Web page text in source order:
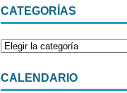
CATEGORÍAS
CALENDARIO